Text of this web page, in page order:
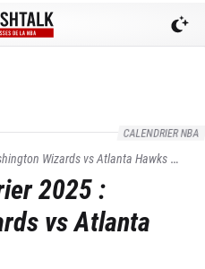
CALENDRIER NBA
Wizards vsAtlanta Hawks du
2025:
vsAtlanta